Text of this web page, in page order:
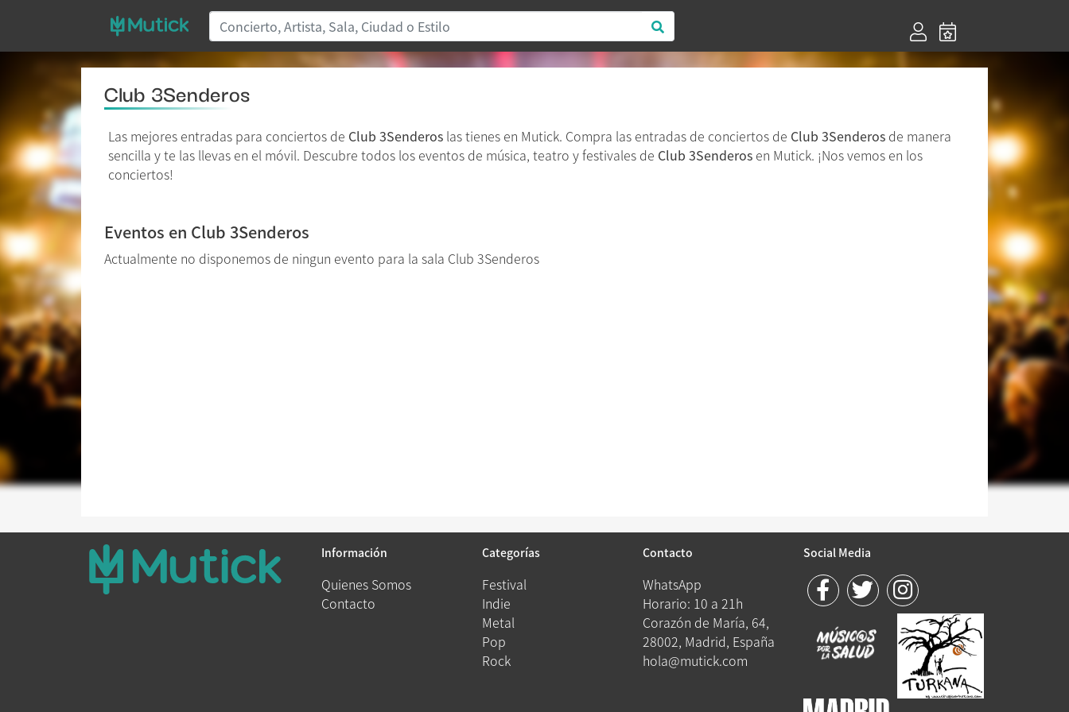
Club 3Senderos
Las mejores entradas para conciertos de Club 3Senderos las tienes en Mutick. Compra las entradas de conciertos de Club 3Senderos de manera
sencilla y te las llevas en el móvil. Descubre todos los eventos de música, teatro y festivales de Club 3Senderos en Mutick. ¡Nos vemos en los
conciertos!
Eventos en Club 3Senderos
Actualmente no disponemos de ningun evento para la sala Club 3Senderos
Información
Quienes Somos
Contacto
Categorías
Festival
Indie
Metal
Pop
Rock
Contacto
WhatsApp
Horario: 10 a 21h
Corazón de María, 64,
28002, Madrid, España
hola@mutick.com
Social Media